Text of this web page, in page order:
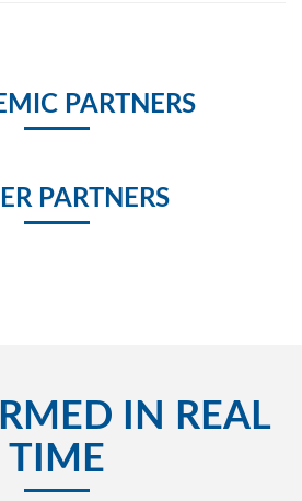
PARTNERS
PARTNERS
IN REAL
TIME